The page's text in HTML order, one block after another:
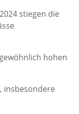
stiegen die
hohen